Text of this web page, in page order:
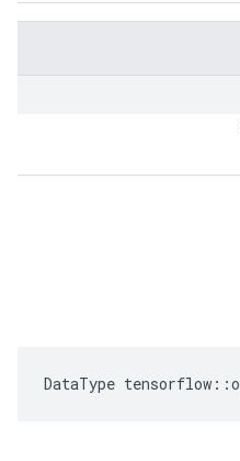
DataType